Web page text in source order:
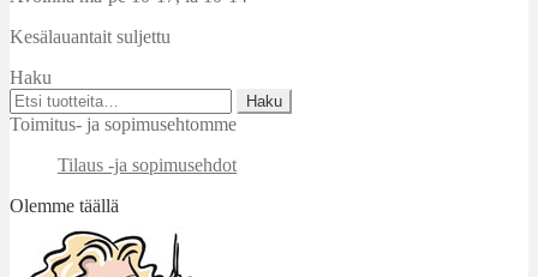
Kesälauantait suljettu
Haku
Etsi:
Haku
Toimitus- ja sopimusehtomme
Tilaus -ja sopimusehdot
Olemme täällä